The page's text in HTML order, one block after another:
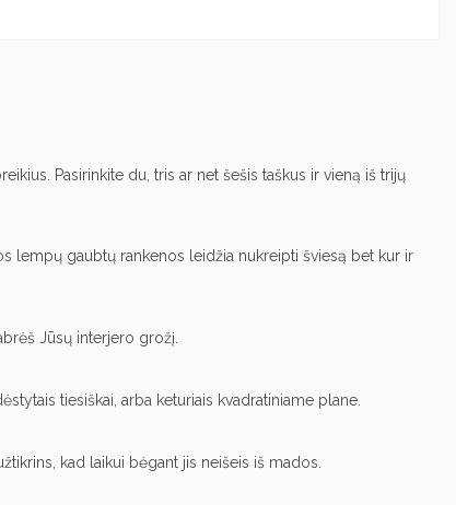
Pasirinkite du, tris ar net šešis taškus ir vieną iš trijų
lempų gaubtų rankenos leidžia nukreipti šviesą bet kur ir
Jūsų interjero grožį.
tiesiškai, arba keturiais kvadratiniame plane.
kad laikui bėgant jis neišeis iš mados.